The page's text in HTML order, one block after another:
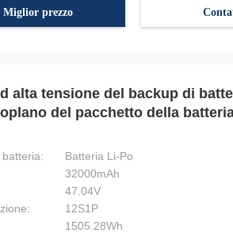
Miglior prezzo
alta tensione del backup di
del pacchetto della
Batteria Li-Po
32000mAh
47.04V
12S1P
1505.28Wh